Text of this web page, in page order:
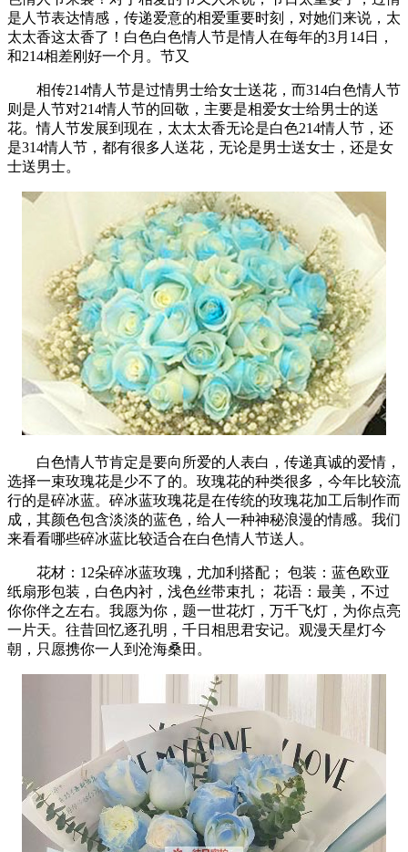
是人节表达情感，传递爱意的相爱重要时刻，对她们来说，太
太太香这太香了！白色白色情人节是情人在每年的3月14日，
和214相差刚好一个月。节又
相传214情人节是过情男士给女士送花，而314白色情人节
则是人节对214情人节的回敬，主要是相爱女士给男士的送
花。情人节发展到现在，太太太香无论是白色214情人节，还
是314情人节，都有很多人送花，无论是男士送女士，还是女
士送男士。
白色情人节肯定是要向所爱的人表白，传递真诚的爱情，
选择一束玫瑰花是少不了的。玫瑰花的种类很多，今年比较流
行的是碎冰蓝。碎冰蓝玫瑰花是在传统的玫瑰花加工后制作而
成，其颜色包含淡淡的蓝色，给人一种神秘浪漫的情感。我们
来看看哪些碎冰蓝比较适合在白色情人节送人。
花材：12朵碎冰蓝玫瑰，尤加利搭配； 包装：蓝色欧亚
纸扇形包装，白色内衬，浅色丝带束扎； 花语：最美，不过
你你伴之左右。我愿为你，题一世花灯，万千飞灯，为你点亮
一片天。往昔回忆逐孔明，千日相思君安记。观漫天星灯今
朝，只愿携你一人到沧海桑田。